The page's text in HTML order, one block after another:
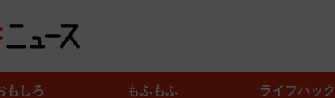
もしろ もふもふ ライフハック